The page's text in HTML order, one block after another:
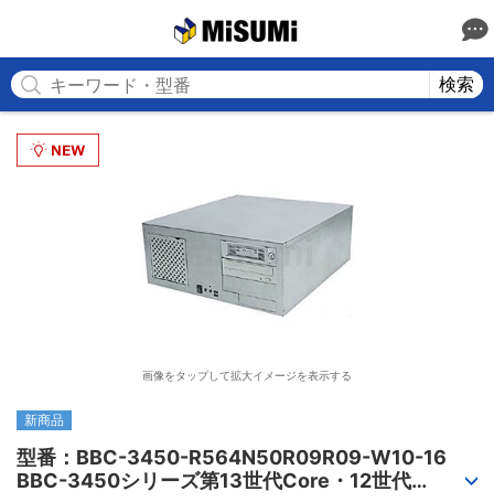
検索
画像をタップして拡大イメージを表示する
新商品
型番：BBC-3450-R564N50R09R09-W10-16
BBC-3450シリーズ第13世代Core・12世代